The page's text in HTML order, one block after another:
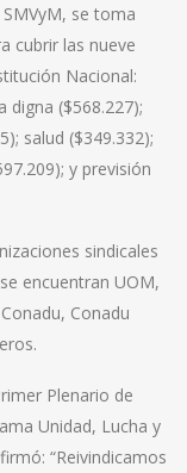
se toma
cubrir las nueve
Nacional:
digna ($568.227);
salud ($349.332);
y previsión
sindicales
encuentran UOM,
Conadu
Plenario de
Unidad, Lucha y
“Reivindicamos